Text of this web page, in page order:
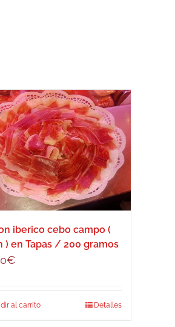
iberico cebo campo (
) en Tapas / 200 gramos
€
al carrito Detalles